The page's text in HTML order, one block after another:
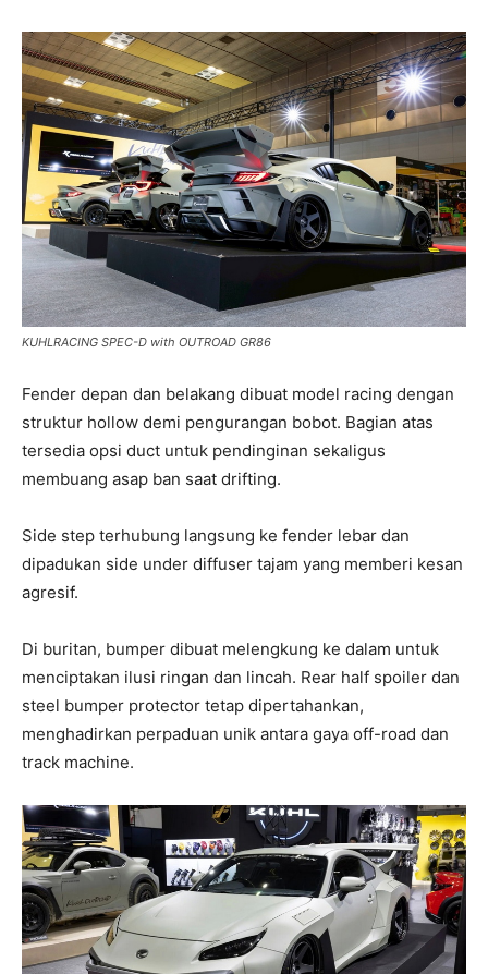
KUHLRACING SPEC-D with OUTROAD GR86
Fender depan dan belakang dibuat model racing dengan
struktur hollow demi pengurangan bobot. Bagian atas
tersedia opsi duct untuk pendinginan sekaligus
membuang asap ban saat drifting.
Side step terhubung langsung ke fender lebar dan
dipadukan side under diffuser tajam yang memberi kesan
agresif.
Di buritan, bumper dibuat melengkung ke dalam untuk
menciptakan ilusi ringan dan lincah. Rear half spoiler dan
steel bumper protector tetap dipertahankan,
menghadirkan perpaduan unik antara gaya off-road dan
track machine.